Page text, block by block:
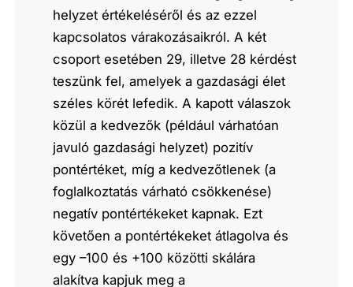
helyzet értékeléséről és az ezzel
kapcsolatos várakozásaikról. A két
csoport esetében 29, illetve 28 kérdést
teszünk fel, amelyek a gazdasági élet
széles körét lefedik. A kapott válaszok
közül a kedvezők (például várhatóan
javuló gazdasági helyzet) pozitív
pontértéket, míg a kedvezőtlenek (a
foglalkoztatás várható csökkenése)
negatív pontértékeket kapnak. Ezt
követően a pontértékeket átlagolva és
egy –100 és +100 közötti skálára
alakítva kapjuk meg a